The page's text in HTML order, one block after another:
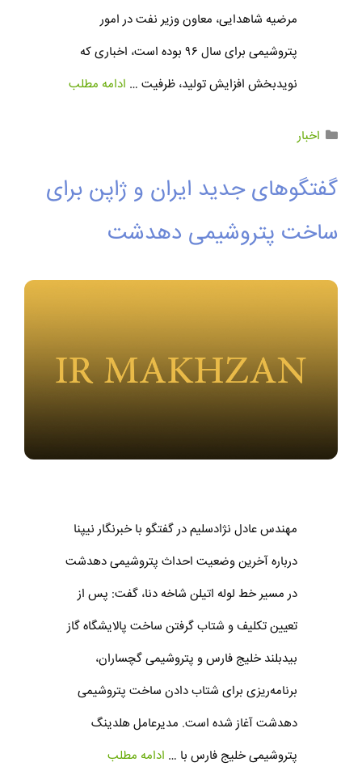
مرضیه شاهدایی، معاون وزیر نفت در امور
پتروشیمی برای سال ۹۶ بوده است، اخباری که
نویدبخش افزایش تولید، ظرفیت … ادامه مطلب
اخبار
گفتگوهای جدید ایران و ژاپن برای
ساخت پتروشیمی دهدشت
مهندس عادل نژادسلیم در گفتگو با خبرنگار نیپنا
درباره آخرین وضعیت احداث پتروشیمی دهدشت
در مسیر خط لوله اتیلن شاخه دنا، گفت: پس از
تعیین تکلیف و شتاب گرفتن ساخت پالایشگاه گاز
بیدبلند خلیج فارس و پتروشیمی گچساران،
برنامه‌ریزی برای شتاب دادن ساخت پتروشیمی
دهدشت آغاز شده است. مدیرعامل هلدینگ
پتروشیمی خلیج فارس با … ادامه مطلب